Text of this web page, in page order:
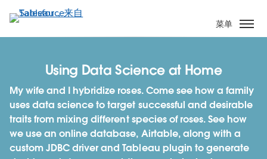
转
到
菜单
Using Data Science at Home
My wife and I hybridize roses. Come see how a family
uses data science to target successful and desirable
traits from mixing different species of roses. See how
we use an online database, Airtable, along with a
custom JDBC driver and Tableau plugin to generate